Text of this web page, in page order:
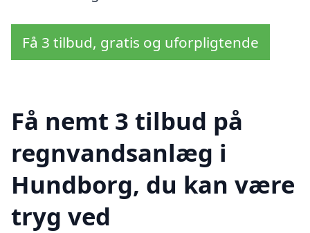
Få 3 tilbud, gratis og uforpligtende
Få nemt 3 tilbud på
regnvandsanlæg i
Hundborg, du kan være
tryg ved